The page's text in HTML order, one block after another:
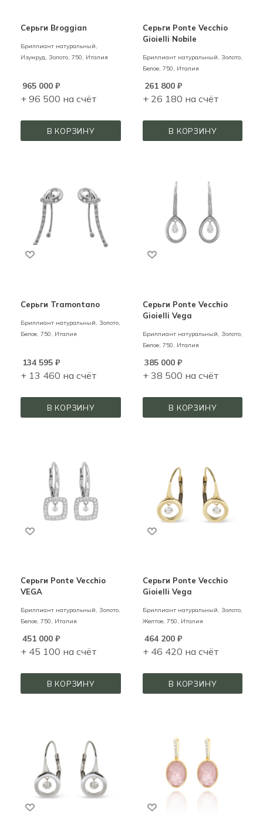
Серьги Broggian
Бриллиант натуральный,
Изумруд, Золото, 750, Италия
965 000 ₽
+ 96 500 на счёт
В КОРЗИНУ
Серьги Ponte Vecchio
Gioielli Nobile
Бриллиант натуральный, Золото,
Белое, 750, Италия
261 800₽
+ 26 180 на счёт
В КОРЗИНУ
Серьги Tramontano
Бриллиант натуральный, Золото,
Белое, 750, Италия
134 595 ₽
+ 13 460 на счёт
В КОРЗИНУ
Серьги Ponte Vecchio
Gioielli Vega
Бриллиант натуральный, Золото,
Белое, 750, Италия
385 000₽
+ 38 500 на счёт
В КОРЗИНУ
Серьги Ponte Vecchio
VEGA
Бриллиант натуральный, Золото,
Белое, 750, Италия
451 000 ₽
+ 45 100 на счёт
В КОРЗИНУ
Серьги Ponte Vecchio
Gioielli Vega
Бриллиант натуральный, Золото,
Желтое, 750, Италия
464 200₽
+ 46 420 на счёт
В КОРЗИНУ